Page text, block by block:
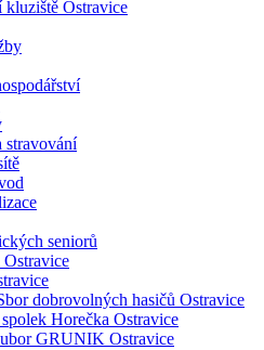
kluziště Ostravice
stravování
seniorů
dobrovolných hasičů Ostravice
Horečka Ostravice
GRUNIK Ostravice